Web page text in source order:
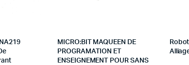
MICRO:BIT MAQUEEN DE
PROGRAMATION ET
ENSEIGNEMENT POUR SANS